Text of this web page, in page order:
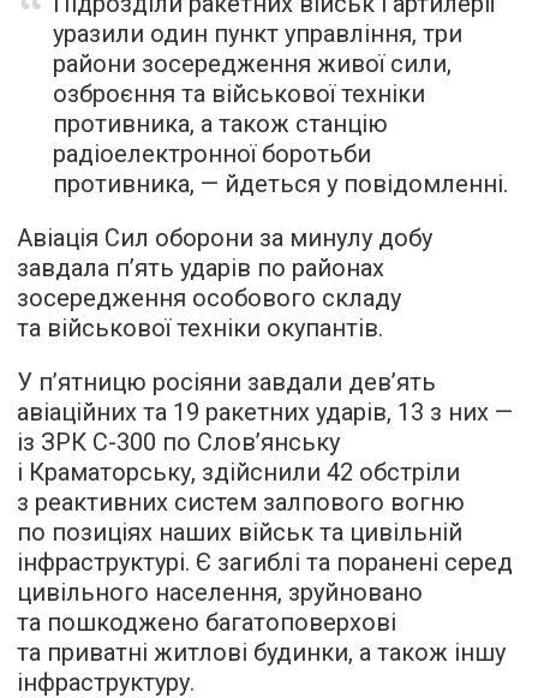
уразили один пункт управління, три
райони зосередження живої сили,
озброєння та військової техніки
противника, а також станцію
радіоелектронної боротьби
противника, — йдеться у повідомленні.
Авіація Сил оборони за минулу добу
завдала п’ять ударів по районах
зосередження особового складу
та військової техніки окупантів.
У п’ятницю росіяни завдали дев’ять
авіаційних та 19 ракетних ударів, 13 з них —
із ЗРК С-300 по Слов’янську
і Краматорську, здійснили 42 обстріли
з реактивних систем залпового вогню
по позиціях наших військ та цивільній
інфраструктурі. Є загиблі та поранені серед
цивільного населення, зруйновано
та пошкоджено багатоповерхові
та приватні житлові будинки, а також іншу
інфраструктуру.